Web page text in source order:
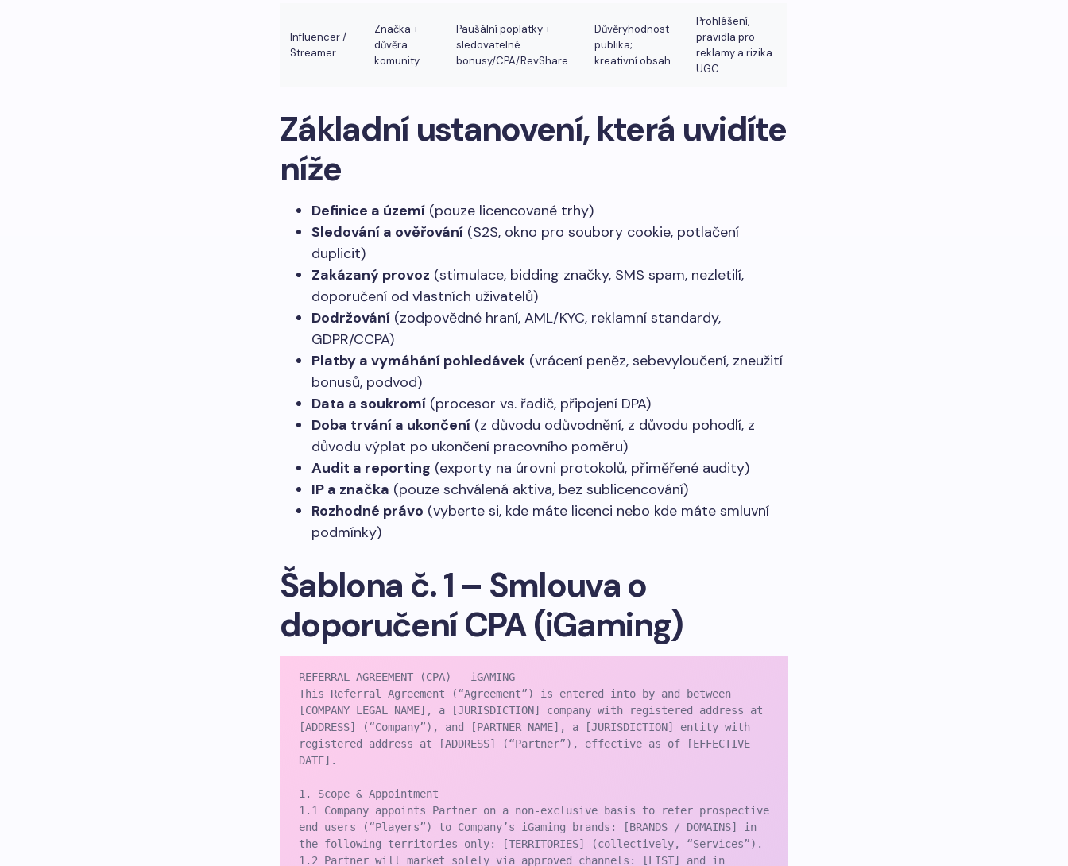
Influencer /
Streamer
Značka +
důvěra
komunity
Paušální poplatky +
sledovatelné
bonusy/CPA/RevShare
Důvěryhodnost
publika;
kreativní obsah
Prohlášení,
pravidla pro
reklamy a rizika
UGC
Základní ustanovení, která uvidíte
níže
Definice a území (pouze licencované trhy)
Sledování a ověřování (S2S, okno pro soubory cookie, potlačení
duplicit)
Zakázaný provoz (stimulace, bidding značky, SMS spam, nezletilí,
doporučení od vlastních uživatelů)
Dodržování (zodpovědné hraní, AML/KYC, reklamní standardy,
GDPR/CCPA)
Platby a vymáhání pohledávek (vrácení peněz, sebevyloučení, zneužití
bonusů, podvod)
Data a soukromí (procesor vs. řadič, připojení DPA)
Doba trvání a ukončení (z důvodu odůvodnění, z důvodu pohodlí, z
důvodu výplat po ukončení pracovního poměru)
Audit a reporting (exporty na úrovni protokolů, přiměřené audity)
IP a značka (pouze schválená aktiva, bez sublicencování)
Rozhodné právo (vyberte si, kde máte licenci nebo kde máte smluvní
podmínky)
Šablona č. 1 – Smlouva o
doporučení CPA (iGaming)
REFERRAL AGREEMENT (CPA) – iGAMING
This Referral Agreement (“Agreement”) is entered into by and between
[COMPANY LEGAL NAME], a [JURISDICTION] company with registered address at
[ADDRESS] (“Company”), and [PARTNER NAME], a [JURISDICTION] entity with
registered address at [ADDRESS] (“Partner”), effective as of [EFFECTIVE
DATE].
1. Scope & Appointment
1.1 Company appoints Partner on a non-exclusive basis to refer prospective
end users (“Players”) to Company’s iGaming brands: [BRANDS / DOMAINS] in
the following territories only: [TERRITORIES] (collectively, “Services”).
1.2 Partner will market solely via approved channels: [LIST] and in